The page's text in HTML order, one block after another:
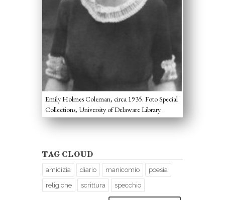
Emily Holmes Coleman, circa 1935. Foto Special
Collections, University of Delaware Library.
TAG CLOUD
amicizia diario manicomio poesia
religione scrittura specchio